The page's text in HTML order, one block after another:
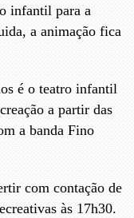
infantil para a
a animação fica
é o teatro infantil
a partir das
a banda Fino
com contação de
às 17h30.